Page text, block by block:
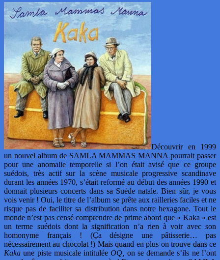
Découvrir en 1999
un nouvel album de SAMLA MAMMAS MANNA pourrait passer
pour une anomalie temporelle si l’on était avisé que ce groupe
suédois, très actif sur la scène musicale progressive scandinave
durant les années 1970, s’était reformé au début des années 1990 et
donnait plusieurs concerts dans sa Suède natale. Bien sûr, je vous
vois venir ! Oui, le titre de l’album se prête aux railleries faciles et ne
risque pas de faciliter sa distribution dans notre hexagone. Tout le
monde n’est pas censé comprendre de prime abord que « Kaka » est
un terme suédois dont la signification n’a rien à voir avec son
homonyme français ! (Ça désigne une pâtisserie… pas
nécessairement au chocolat !) Mais quand en plus on trouve dans ce
Kaka une piste musicale intituléeOQ, on se demande s’ils ne l’ont